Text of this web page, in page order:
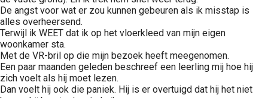
De angst voor wat er zou kunnen gebeuren als ik misstap is
alles overheersend.
Terwijl ik WEET dat ik op het vloerkleed van mijn eigen
woonkamer sta.
Met de VR-bril op die mijn bezoek heeft meegenomen.
Een paar maanden geleden beschreef een leerling mij hoe hij
zich voelt als hij moet lezen.
Dan voelt hij ook die paniek. Hij is er overtuigd dat hij het niet
gebruikt
te
de
Hierdoor
website-